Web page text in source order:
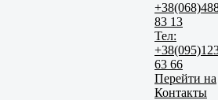
83 13
Тел:
63 66
Перейти на
Контакты